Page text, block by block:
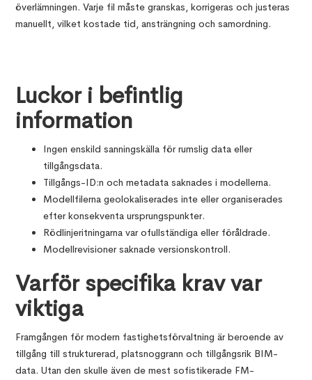
överlämningen. Varje fil måste granskas, korrigeras och justeras
manuellt, vilket kostade tid, ansträngning och samordning.
Luckor i befintlig
information
Ingen enskild sanningskälla för rumslig data eller
tillgångsdata.
Tillgångs-ID:n och metadata saknades i modellerna.
Modellfilerna geolokaliserades inte eller organiserades
efter konsekventa ursprungspunkter.
Rödlinjeritningarna var ofullständiga eller föråldrade.
Modellrevisioner saknade versionskontroll.
Varförspecifika krav var
viktiga
Framgången för modern fastighetsförvaltning är beroende av
tillgång till strukturerad, platsnoggrann och tillgångsrik BIM-
data. Utan den skulle även de mest sofistikerade FM-